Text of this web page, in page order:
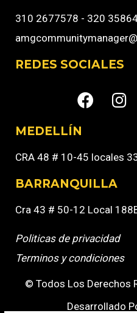
310 2677578 - 320
REDES SOCIALES
MEDELLÍN
CRA 48 # 10-45 locales
BARRANQUILLA
Cra 43 # 50-12 Local
Politicas de privacidad
Terminos y condiciones
© Todos Los Derechos
Desarrollado